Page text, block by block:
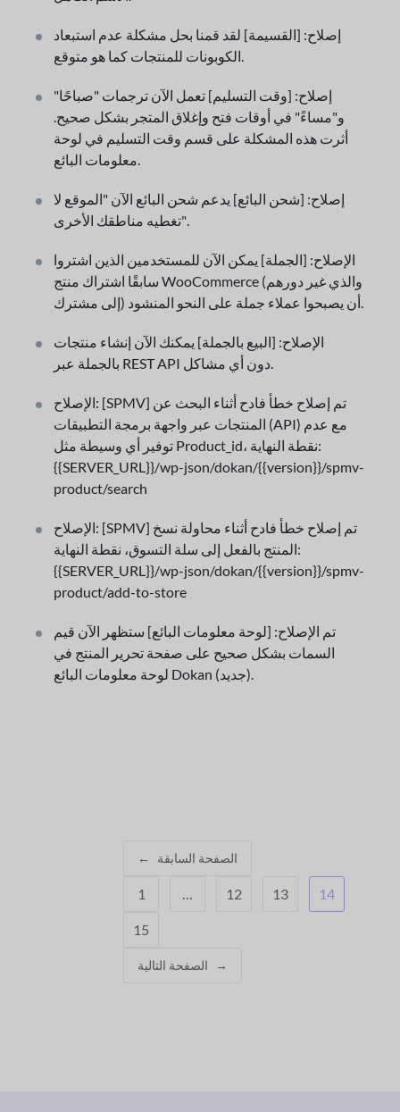
إصلاح: [القسيمة] لقد قمنا بحل مشكلة عدم استبعاد
الكوبونات للمنتجات كما هو متوقع.
إصلاح: [وقت التسليم] تعمل الآن ترجمات "صباحًا"
و"مساءً" في أوقات فتح وإغلاق المتجر بشكل صحيح.
أثرت هذه المشكلة على قسم وقت التسليم في لوحة
معلومات البائع.
إصلاح: [شحن البائع] يدعم شحن البائع الآن "الموقع لا
تغطيه مناطقك الأخرى".
الإصلاح: [الجملة] يمكن الآن للمستخدمين الذين اشتروا
سابقًا اشتراك منتج WooCommerce (والذي غير دورهم
إلى مشترك) أن يصبحوا عملاء جملة على النحو المنشود.
الإصلاح: [البيع بالجملة] يمكنك الآن إنشاء منتجات
بالجملة عبر REST API دون أي مشاكل.
الإصلاح: [SPMV] تم إصلاح خطأ فادح أثناء البحث عن
المنتجات عبر واجهة برمجة التطبيقات (API) مع عدم
توفير أي وسيطة مثل Product_id، نقطة النهاية:
{{SERVER_URL}}/wp-json/dokan/{{version}}/spmv-
product/search
الإصلاح: [SPMV] تم إصلاح خطأ فادح أثناء محاولة نسخ
المنتج بالفعل إلى سلة التسوق، نقطة النهاية:
{{SERVER_URL}}/wp-json/dokan/{{version}}/spmv-
product/add-to-store
تم الإصلاح: [لوحة معلومات البائع] ستظهر الآن قيم
السمات بشكل صحيح على صفحة تحرير المنتج في
لوحة معلومات البائع Dokan (جديد).
← الصفحة السابقة
1 … 12 13 14
15
الصفحة التالية →